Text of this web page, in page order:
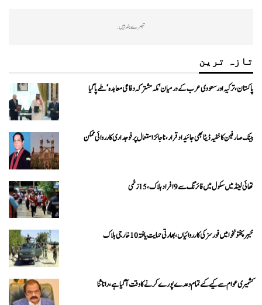
تبصرے بند ہیں.
تازہ ترین
پاکستان، ترکیہ اور سعودی عرب کے درمیان ’مکہ مشترکہ دفاعی معاہدہ‘ طے پا گیا
بینک صارفین کا خفیہ ڈیٹا بھی جائیداد قرار، ناجائز استعمال پر فوجداری کارروائی ممکن
تھائی لینڈ میں سکول میں فائرنگ سے 9 افراد ہلاک، 15 زخمی
خیبرپختونخوا میں فورسز کی کارروائیاں، بھارتی حمایت یافتہ 10 خارجی ہلاک
کشمیری عوام سے کیے گئے تمام وعدے پورے کرنے کا وقت آ گیا ہے، رانا ثنا